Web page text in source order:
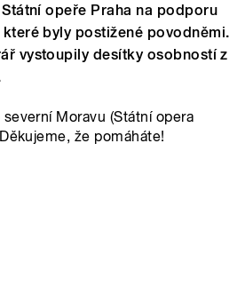
opeře Praha na podporu
byly postižené povodněmi.
vystoupily desítky osobností z
Moravu (Státní opera
že pomáháte!